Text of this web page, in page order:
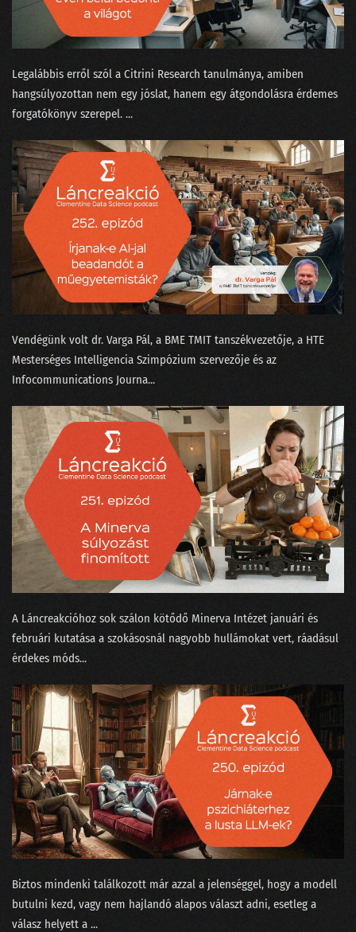
100 - Ezt is megértük!
098 - A GPT alapú keresők forradalmat hoznak
096 - Elvirát felköszöntötték névnapja alkalmából
095 - Elmetrükkök a prezentáció tudományában
094 - Kifényeztük a tavalyi kristálygömbünket!
093 - Így működik a ChatGPT
092 - MI-tél helyett MI-nyár lett 2022-ben
090 - Egy igazán magyar hangasszisztens!
088 - Elhozza-e a Vizzu az adatelemzés paradigmaváltását?
087 - Miért épít magyar nyelvi korpuszt egy nagybank?
086 - Csalásfelsimerés és egy programozó NAV-elnök
085 - Mondandónk 20%-a tartalmazza az okosság 80%-át?
084 - A tíz legnagyobb data science bullshit
083 - Nicolas Cage és Kína nagy GDP-csalása
082 - Halott sztárok és kitalált dobosok a zeneiparban
080 - Tiszta adat márpedig nincs!
079 - Az MI háborúba ment
078 - Üzenet a liftből
077 - Természettudományt a magaskultúrába?
075 - A MI királyunk nem olyan!
074 - Lesz-e vihar a meteorológiában?
073 - Meddig lesz még a focilabda gömbölyű?
Legalábbis erről szól a Citrini Research ⁠tanulmánya, amiben
hangsúlyozottan nem egy jóslat, hanem egy átgondolásra érdemes
forgatókönyv szerepel. ...
Vendégünk volt ⁠dr. Varga Pál⁠, a BME TMIT tanszékvezetője, a ⁠HTE
Mesterséges Intelligencia Szimpózium⁠ szervezője és az
Infocommunications Journa...
A Láncreakcióhoz sok szálon kötődő Minerva Intézet⁠⁠ januári⁠⁠ és
februári⁠⁠ kutatása a szokásosnál nagyobb hullámokat vert, ráadásul
érdekes ⁠móds...
Biztos mindenki találkozott már azzal a jelenséggel, hogy a modell
butulni kezd, vagy nem hajlandó alapos választ adni, esetleg a
válasz helyett a ...